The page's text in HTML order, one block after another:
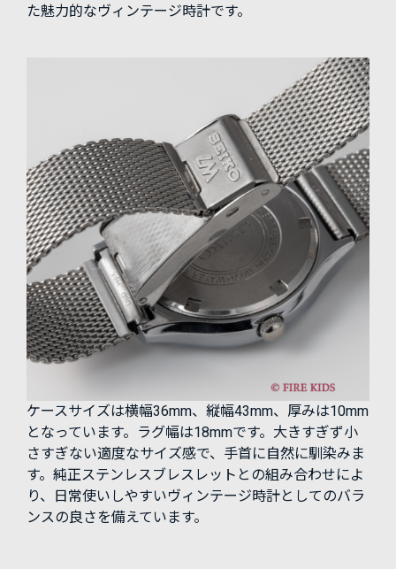
た魅力的なヴィンテージ時計です。
ケースサイズは横幅36mm、縦幅43mm、厚みは10mm
となっています。ラグ幅は18mmです。大きすぎず小
さすぎない適度なサイズ感で、手首に自然に馴染みま
す。純正ステンレスブレスレットとの組み合わせによ
り、日常使いしやすいヴィンテージ時計としてのバラ
ンスの良さを備えています。